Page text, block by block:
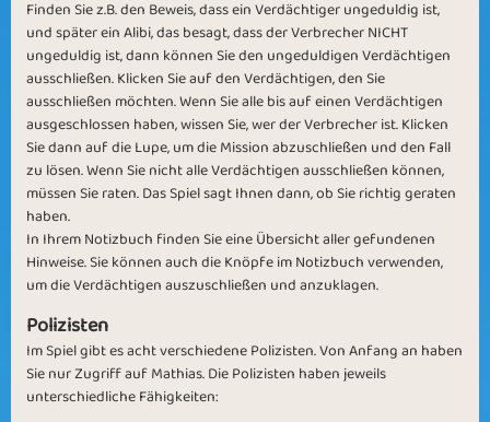
Finden Sie z.B. den Beweis, dass ein Verdächtiger ungeduldig ist,
und später ein Alibi, das besagt, dass der Verbrecher NICHT
ungeduldig ist, dann können Sie den ungeduldigen Verdächtigen
ausschließen. Klicken Sie auf den Verdächtigen, den Sie
ausschließen möchten. Wenn Sie alle bis auf einen Verdächtigen
ausgeschlossen haben, wissen Sie, wer der Verbrecher ist. Klicken
Sie dann auf die Lupe, um die Mission abzuschließen und den Fall
zu lösen. Wenn Sie nicht alle Verdächtigen ausschließen können,
müssen Sie raten. Das Spiel sagt Ihnen dann, ob Sie richtig geraten
haben.
In Ihrem Notizbuch finden Sie eine Übersicht aller gefundenen
Hinweise. Sie können auch die Knöpfe im Notizbuch verwenden,
um die Verdächtigen auszuschließen und anzuklagen.
Polizisten
Im Spiel gibt es acht verschiedene Polizisten. Von Anfang an haben
Sie nur Zugriff auf Mathias. Die Polizisten haben jeweils
unterschiedliche Fähigkeiten: